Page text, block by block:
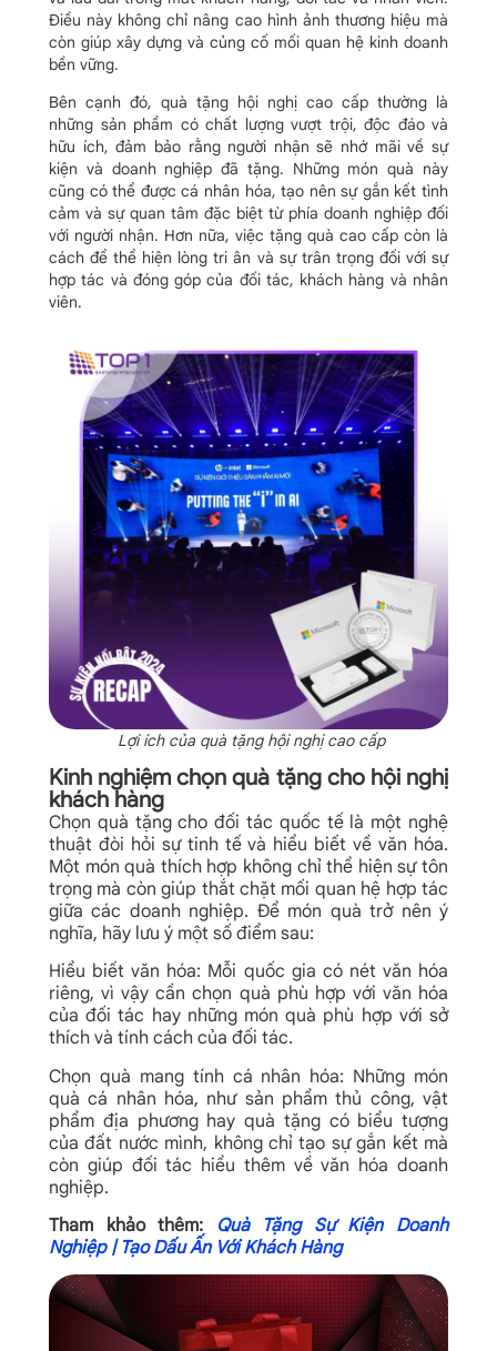
Điều này không chỉ nâng cao hình ảnh thương hiệu mà
còn giúp xây dựng và củng cố mối quan hệ kinh doanh
bền vững.
Bên cạnh đó, quà tặng hội nghị cao cấp thường là
những sản phẩm có chất lượng vượt trội, độc đáo và
hữu ích, đảm bảo rằng người nhận sẽ nhớ mãi về sự
kiện và doanh nghiệp đã tặng. Những món quà này
cũng có thể được cá nhân hóa, tạo nên sự gắn kết tình
cảm và sự quan tâm đặc biệt từ phía doanh nghiệp đối
với người nhận. Hơn nữa, việc tặng quà cao cấp còn là
cách để thể hiện lòng tri ân và sự trân trọng đối với sự
hợp tác và đóng góp của đối tác, khách hàng và nhân
viên.
Lợi ích của quà tặng hội nghị cao cấp​
Kinh nghiệm chọn quà tặng cho hội nghị
khách hàng
Chọn quà tặng cho đối tác quốc tế là một nghệ
thuật đòi hỏi sự tinh tế và hiểu biết về văn hóa.
Một món quà thích hợp không chỉ thể hiện sự tôn
trọng mà còn giúp thắt chặt mối quan hệ hợp tác
giữa các doanh nghiệp. Để món quà trở nên ý
nghĩa, hãy lưu ý một số điểm sau:
Hiểu biết văn hóa: Mỗi quốc gia có nét văn hóa
riêng, vì vậy cần chọn quà phù hợp với văn hóa
của đối tác hay những món quà phù hợp với sở
thích và tính cách của đối tác.
Chọn quà mang tính cá nhân hóa: Những món
quà cá nhân hóa, như sản phẩm thủ công, vật
phẩm địa phương hay quà tặng có biểu tượng
của đất nước mình, không chỉ tạo sự gắn kết mà
còn giúp đối tác hiểu thêm về văn hóa doanh
nghiệp.
Tham khảo thêm:
Quà Tặng Sự Kiện Doanh
Nghiệp | Tạo Dấu Ấn Với Khách Hàng